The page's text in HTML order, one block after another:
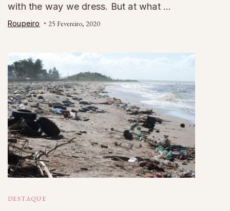
with the way we dress. But at what …
Roupeiro 25 Fevereiro, 2020
DESTAQUE